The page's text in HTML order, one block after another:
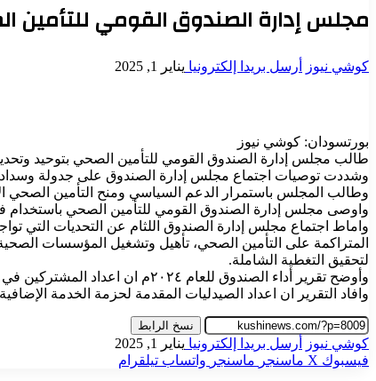
مجلس إدارة الصندوق القومي للتأمين
كوشي نيوز أرسل بريدا إلكترونيا يناير 1, 2025
بورتسودان: كوشي نيوز
طالب مجلس إدارة الصندوق القومي للتأمين الصحي بتوحيد
وشددت توصيات اجتماع مجلس إدارة الصندوق على جدولة وسداد
وطالب المجلس باستمرار الدعم السياسي ومنح التأمين الصحي
واوصى مجلس إدارة الصندوق القومي للتأمين الصحي باستخدام
واماط اجتماع مجلس إدارة الصندوق اللثام عن التحديات التي
المتراكمة على التأمين الصحي، تأهيل وتشغيل المؤسسات
لتحقيق التغطية الشاملة.
وأوضح تقرير أداء الصندوق للعام ٢٠٢٤م ان اعداد المشتركين في خدمة التأمين الصحي بلغ ٣٥،٨ مليون مشترك بنسبة تغطية سكانية بلغت ٨٦،٢٪.
وافاد التقرير ان اعداد الصيدليات المقدمة لحزمة الخدمة الإضافية بلغ ٤١ صيدلية مقابل ٦٨ مركزا صحيا ومستشفيات ومعامل مقدمة لذات
نسخ الرابط
كوشي نيوز أرسل بريدا إلكترونيا يناير 1, 2025
فيسبوك ‫X ماسنجر ماسنجر واتساب تيلقرام